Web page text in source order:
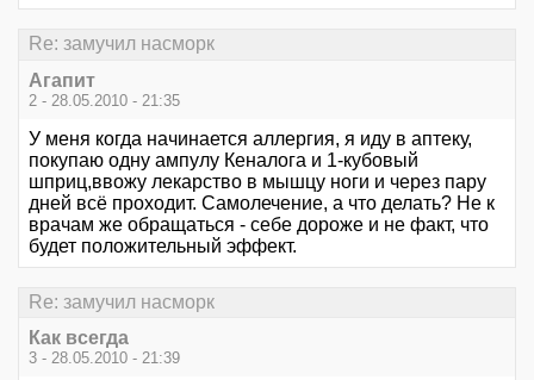
Re: замучил насморк
Агапит
2 - 28.05.2010 - 21:35
У меня когда начинается аллергия, я иду в аптеку,
покупаю одну ампулу Кеналога и 1-кубовый
шприц,ввожу лекарство в мышцу ноги и через пару
дней всё проходит. Самолечение, а что делать? Не к
врачам же обращаться - себе дороже и не факт, что
будет положительный эффект.
Re: замучил насморк
Как всегда
3 - 28.05.2010 - 21:39